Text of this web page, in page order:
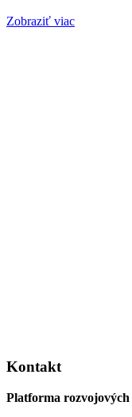
Zobraziť viac
Kontakt
Platforma